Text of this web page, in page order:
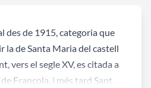
des de 1915, categoria que
la de Santa Maria del castell
vers el segle XV, es citada a
Françola, i més tard Sant